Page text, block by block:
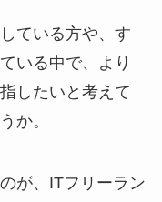
ている方や、す
いる中で、より
したいと考えて
か。
が、ITフリーラン